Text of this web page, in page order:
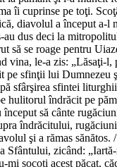
îi cuprinse pe toţi.
diavolul a început a-l
dus deci la
să se roage pentru
vina, le-a zis: „Lăsaţi-l,
pe sfinţii lui Dumnezeu
sfârşirea sfintei
hulitorul îndrăcit pe
să cânte
îndrăcitului,
şi a rămas sănătos.
Sfântului, zicând:
mi socoti acest păcat,